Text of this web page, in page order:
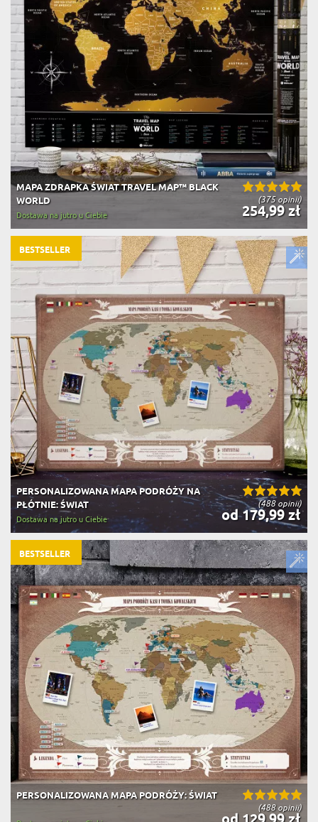
(375 opinii)
MAPA ZDRAPKA ŚWIAT TRAVEL MAP™ BLACK
WORLD
254,99 zł
Dostawa na jutro u Ciebie
(488 opinii)
PERSONALIZOWANA MAPA PODRÓŻY NA
PŁÓTNIE: ŚWIAT
od 179,99 zł
Dostawa na jutro u Ciebie
BESTSELLER
(488 opinii)
PERSONALIZOWANA MAPA PODRÓŻY: ŚWIAT
BESTSELLER